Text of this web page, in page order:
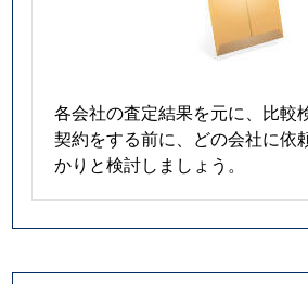
各会社の査定結果を元に、比較
契約をする前に、どの会社に依
かりと検討しましょう。